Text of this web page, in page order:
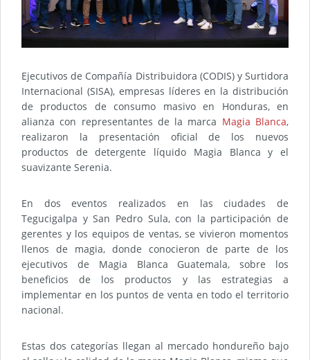
Ejecutivos de Compañía Distribuidora (CODIS) y Surtidora
Internacional (SISA), empresas líderes en la distribución
de productos de consumo masivo en Honduras, en
alianza con representantes de la marca Magia Blanca,
realizaron la presentación oficial de los nuevos
productos de detergente líquido Magia Blanca y el
suavizante Serenia.
En dos eventos realizados en las ciudades de
Tegucigalpa y San Pedro Sula, con la participación de
gerentes y los equipos de ventas, se vivieron momentos
llenos de magia, donde conocieron de parte de los
ejecutivos de Magia Blanca Guatemala, sobre los
beneficios de los productos y las estrategias a
implementar en los puntos de venta en todo el territorio
nacional.
Estas dos categorías llegan al mercado hondureño bajo